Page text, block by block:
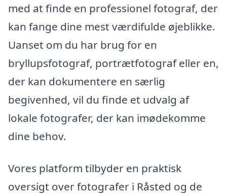
med at finde en professionel fotograf, der
kan fange dine mest værdifulde øjeblikke.
Uanset om du har brug for en
bryllupsfotograf, portrætfotograf eller en,
der kan dokumentere en særlig
begivenhed, vil du finde et udvalg af
lokale fotografer, der kan imødekomme
dine behov.
Vores platform tilbyder en praktisk
oversigt over fotografer i Råsted og de